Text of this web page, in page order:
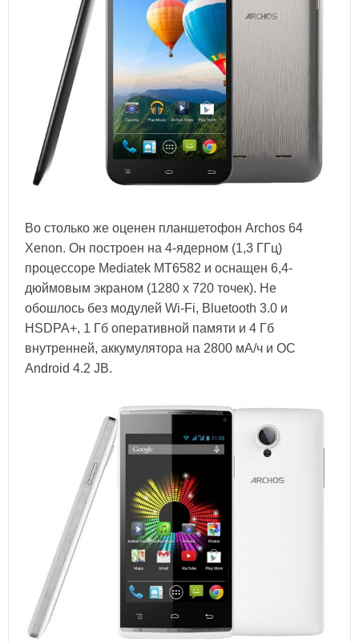
Во столько же оценен планшетофон Archos 64
Xenon. Он построен на 4-ядерном (1,3 ГГц)
процессоре Mediatek MT6582 и оснащен 6,4-
дюймовым экраном (1280 x 720 точек). Не
обошлось без модулей Wi-Fi, Bluetooth 3.0 и
HSDPA+, 1 Гб оперативной памяти и 4 Гб
внутренней, аккумулятора на 2800 мА/ч и ОС
Android 4.2 JB.